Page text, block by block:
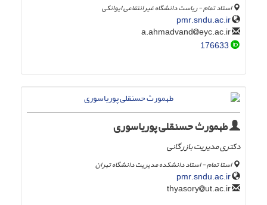
استاد تمام - ریاست دانشگاه غیرانتفاعی ایوانکی
pmr.sndu.ac.ir
eyc.ac.ir
176633
طهمورث حسنقلی پوریاسوری
دکتری مدیریت بازرگانی
استا تمام - استاد دانشکده مدیریت دانشگاه تهران
pmr.sndu.ac.ir
ut.ac.ir